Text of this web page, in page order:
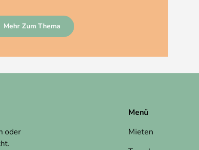
Mehr Zum Thema
oder
Menü
Mieten